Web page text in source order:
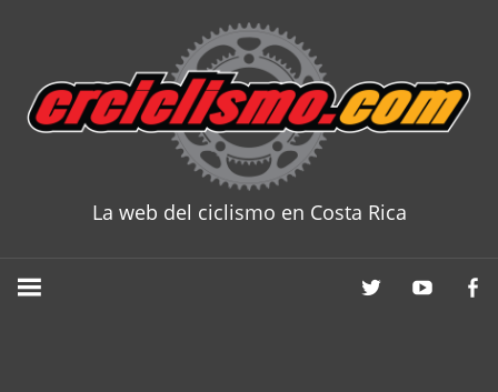
content
La web del ciclismo en Costa Rica